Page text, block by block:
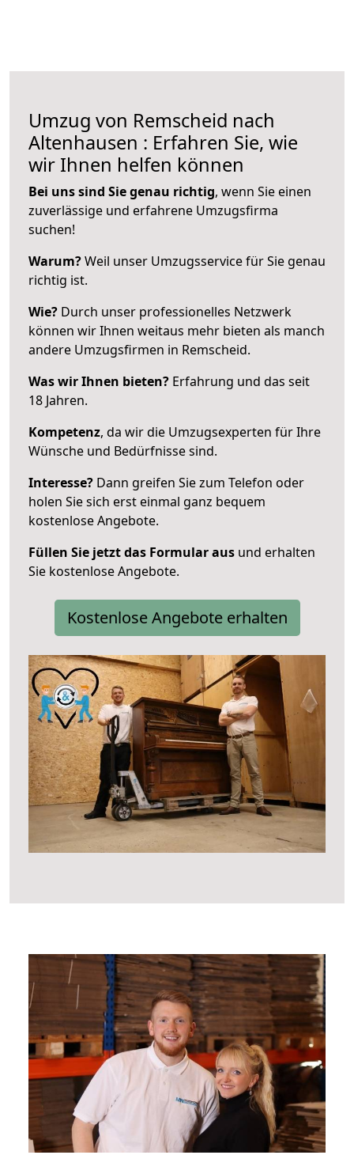
Umzug von Remscheid nach
Altenhausen : Erfahren Sie, wie
wir Ihnen helfen können
Bei uns sind Sie genau richtig, wenn Sie einen
zuverlässige und erfahrene Umzugsfirma
suchen!
Warum?Weil unser Umzugsservice für Sie genau
richtig ist.
Wie? Durch unser professionelles Netzwerk
können wir Ihnen weitaus mehr bieten als manch
andere Umzugsfirmen in Remscheid.
Was wir Ihnen bieten? Erfahrung und das seit
18 Jahren.
Kompetenz, da wir die Umzugsexperten für Ihre
Wünsche und Bedürfnisse sind.
Interesse? Dann greifen Sie zum Telefon oder
holen Sie sich erst einmal ganz bequem
kostenlose Angebote.
Füllen Sie jetzt das Formular aus und erhalten
Sie kostenlose Angebote.
Kostenlose Angebote erhalten